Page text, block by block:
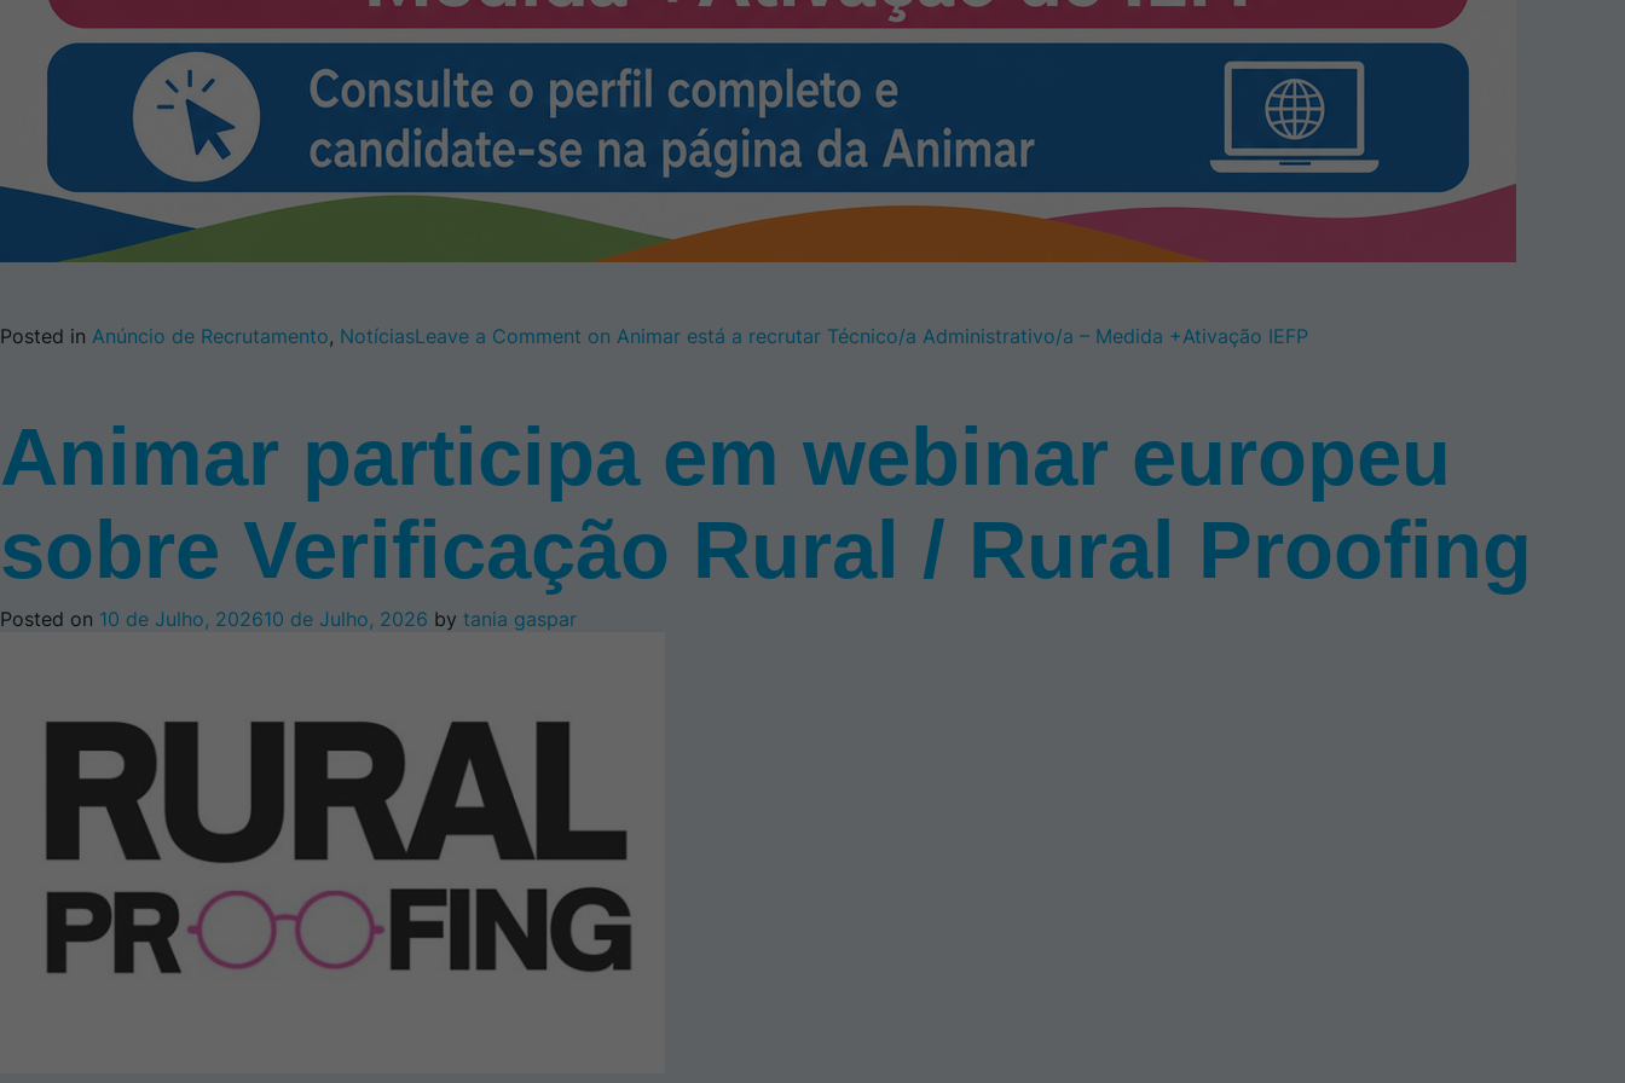
Posted in Anúncio de Recrutamento, NotíciasLeave a Comment on Animar está a recrutar Técnico/a Administrativo/a – Medida +Ativação IEFP
Animar participa em webinar europeu
sobre Verificação Rural / Rural Proofing
Posted on 10 de Julho, 202610 de Julho, 2026 by tania gaspar